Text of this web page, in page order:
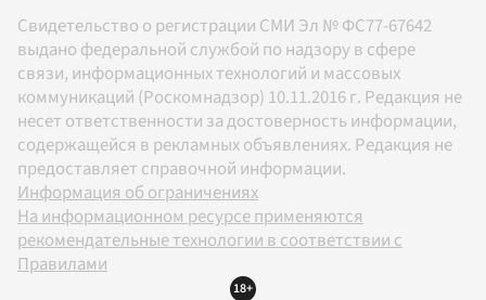
Свидетельство о регистрации СМИ Эл № ФС77-67642
выдано федеральной службой по надзору в сфере
связи, информационных технологий и массовых
коммуникаций (Роскомнадзор) 10.11.2016 г. Редакция не
несет ответственности за достоверность информации,
содержащейся в рекламных объявлениях. Редакция не
предоставляет справочной информации.
Информация об ограничениях
На информационном ресурсе применяются
рекомендательные технологии в соответствии с
Правилами
18+